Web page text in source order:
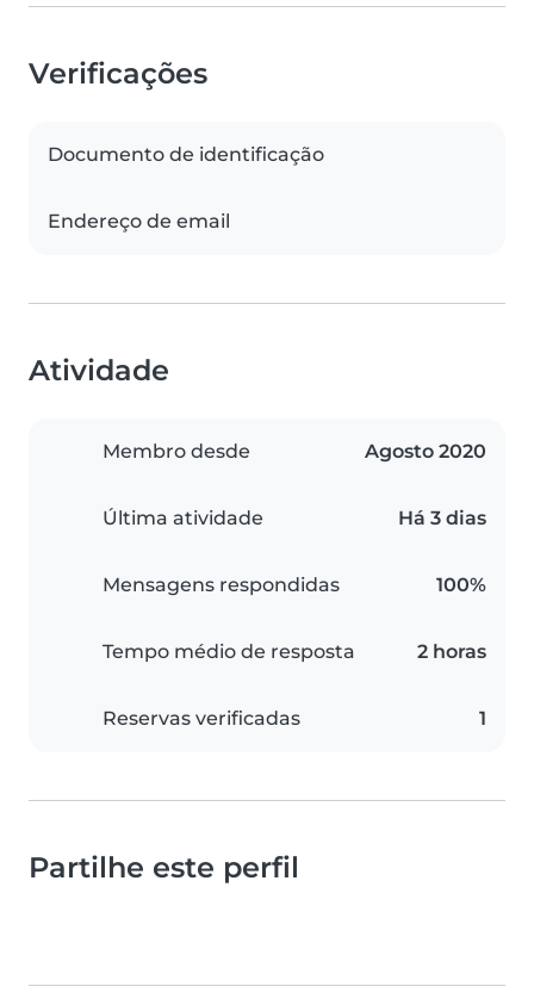
Verificações
Documento de identificação
Endereço de email
Atividade
Membro desde Agosto 2020
Última atividade Há 3 dias
Mensagens respondidas 100%
Tempo médio de resposta 2 horas
Reservas verificadas 1
Partilhe este perfil